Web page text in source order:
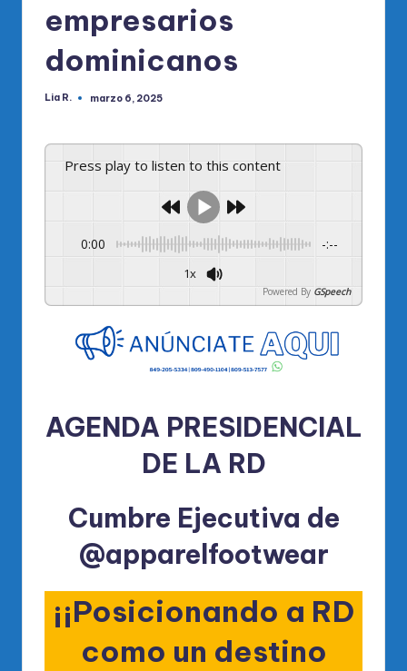
empresarios
dominicanos
Publicado
Lia R. marzo 6, 2025
Press play to listen to this content
0:00 -:--
1x
Powered By GSpeech
AGENDA PRESIDENCIAL
DE LA RD
Cumbre Ejecutiva de
@apparelfootwear
¡¡Posicionando a RD
como un destino